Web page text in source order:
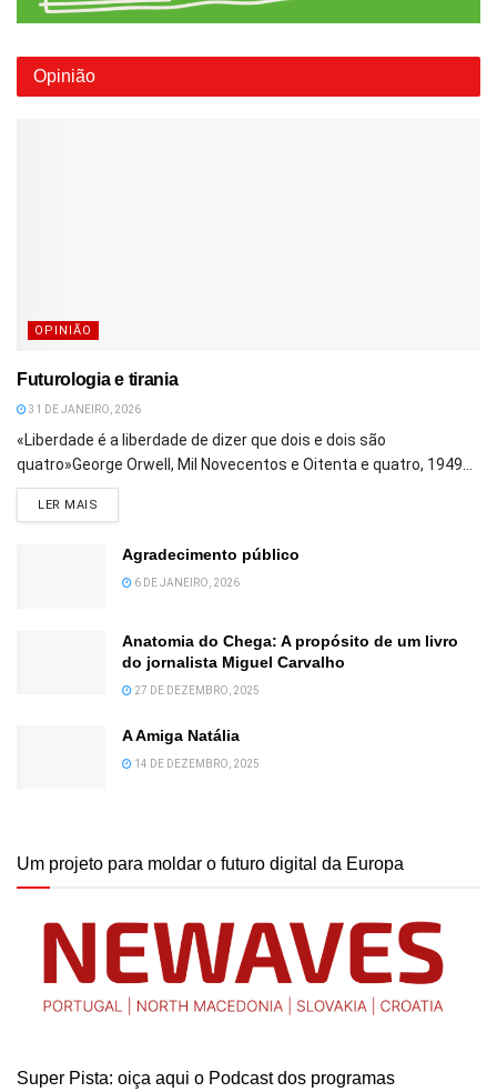
Opinião
OPINIÃO
Futurologia e tirania
31 DE JANEIRO, 2026
«Liberdade é a liberdade de dizer que dois e dois são
quatro»George Orwell, Mil Novecentos e Oitenta e quatro, 1949...
LER MAIS
Agradecimento público
6 DE JANEIRO, 2026
Anatomia do Chega: A propósito de um livro
do jornalista Miguel Carvalho
27 DE DEZEMBRO, 2025
A Amiga Natália
14 DE DEZEMBRO, 2025
Um projeto para moldar o futuro digital da Europa
Super Pista: oiça aqui o Podcast dos programas